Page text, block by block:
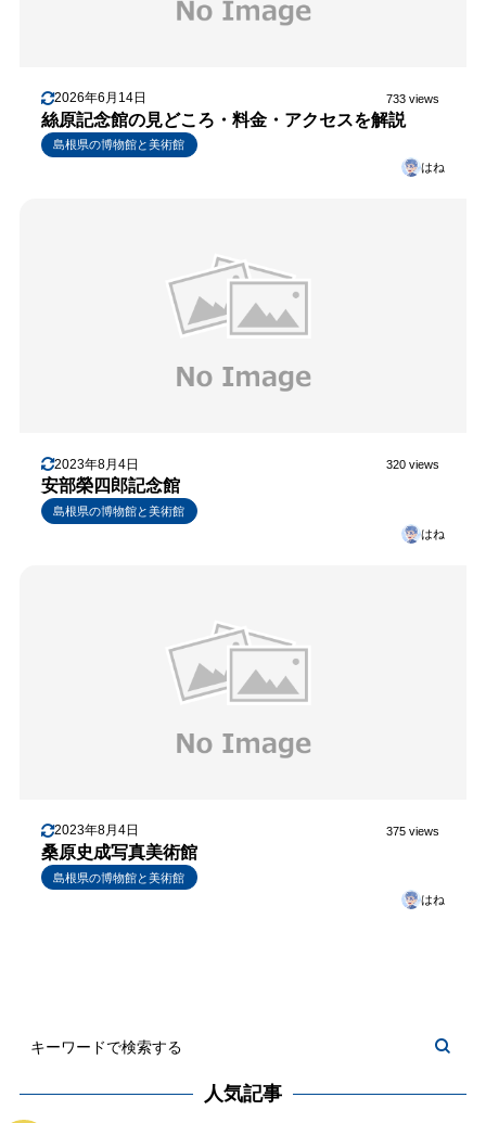
2026年6月14日 733 views
絲原記念館の見どころ・料金・アクセスを解説
島根県の博物館と美術館
はね
2023年8月4日 320 views
安部榮四郎記念館
島根県の博物館と美術館
はね
2023年8月4日 375 views
桑原史成写真美術館
島根県の博物館と美術館
はね
人気記事